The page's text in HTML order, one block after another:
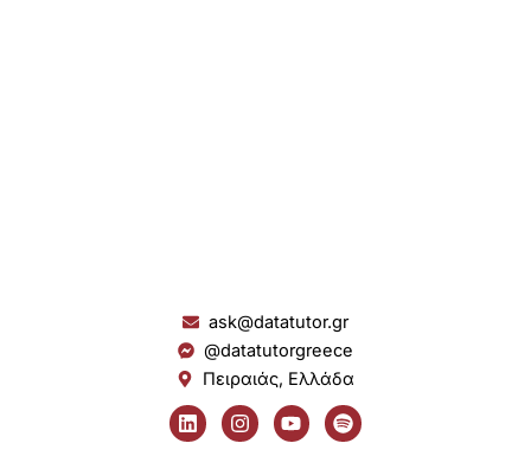
ask@datatutor.gr
@datatutorgreece
Πειραιάς, Ελλάδα
L
i
n
I
n
s
Y
o
u
S
p
o